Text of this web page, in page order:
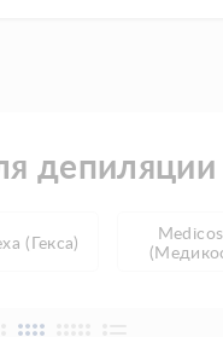
депиляции
(Гекса)